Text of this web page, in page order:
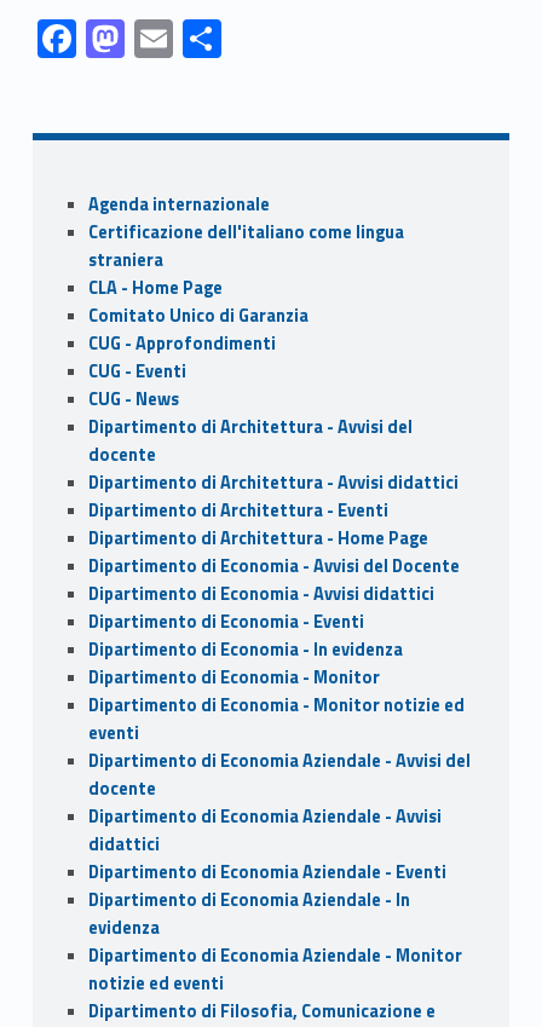
Link identifier #identifier__145687-1
F
ac
b
o
o
k
Link identifier #identifier__9568-2 M
as
d
o
n
Link identifier #identifier__129136-3 E
m
l
Link identifier #identifier__106226-4 S
h
e
Sidebar
Agenda internazionale
Certificazione dell'italiano come lingua
straniera
CLA - Home Page
Comitato Unico di Garanzia
CUG - Approfondimenti
CUG - Eventi
CUG - News
Dipartimento di Architettura - Avvisi del
docente
Dipartimento di Architettura - Avvisi didattici
Dipartimento di Architettura - Eventi
Dipartimento di Architettura - Home Page
Dipartimento di Economia - Avvisi del Docente
Dipartimento di Economia - Avvisi didattici
Dipartimento di Economia - Eventi
Dipartimento di Economia - In evidenza
Dipartimento di Economia - Monitor
Dipartimento di Economia - Monitor notizie ed
eventi
Dipartimento di Economia Aziendale - Avvisi del
docente
Dipartimento di Economia Aziendale - Avvisi
didattici
Dipartimento di Economia Aziendale - Eventi
Dipartimento di Economia Aziendale - In
evidenza
Dipartimento di Economia Aziendale - Monitor
notizie ed eventi
Dipartimento di Filosofia, Comunicazione e